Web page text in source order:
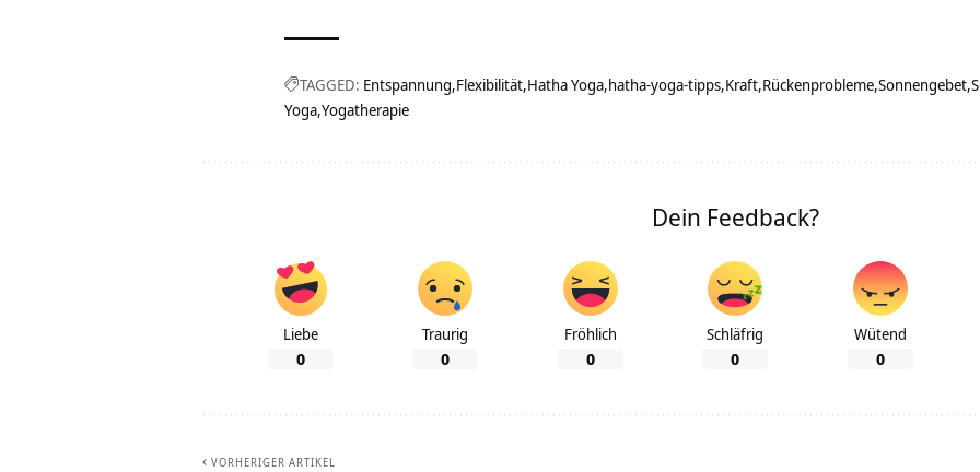
TAGGED: Entspannung Flexibilität Hatha Yoga hatha-yoga-tipps Kraft Rückenprobleme Sonnengebet
Yoga Yogatherapie
Dein Feedback?
Liebe
0
Traurig
0
Fröhlich
0
Schläfrig
0
Wütend
0
VORHERIGER ARTIKEL